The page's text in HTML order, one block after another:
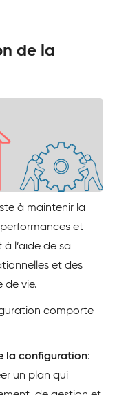
de la
à maintenir la
et
l’aide de sa
et des
de vie.
comporte
la configuration:
un plan qui